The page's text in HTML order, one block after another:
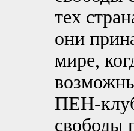
тех
они
мире,
ПЕН-
свободы